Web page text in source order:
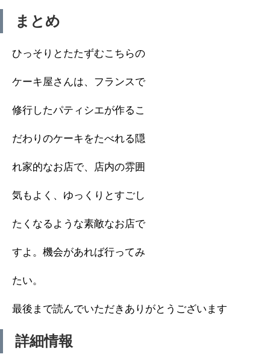
まとめ
ひっそりとたたずむこちらの
ケーキ屋さんは、フランスで
修行したパティシエが作るこ
だわりのケーキをたべれる隠
れ家的なお店で、店内の雰囲
気もよく、ゆっくりとすごし
たくなるような素敵なお店で
すよ。機会があれば行ってみ
たい。
最後まで読んでいただきありがとうございます
詳細情報